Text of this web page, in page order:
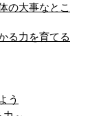
の大事なとこ
る力を育てる
う